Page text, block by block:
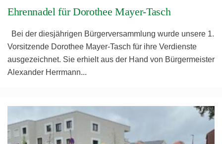
Ehrennadel für Dorothee Mayer-Tasch
Bei der diesjährigen Bürgerversammlung wurde unsere 1.
Vorsitzende Dorothee Mayer-Tasch für ihre Verdienste
ausgezeichnet. Sie erhielt aus der Hand von Bürgermeister
Alexander Herrmann...